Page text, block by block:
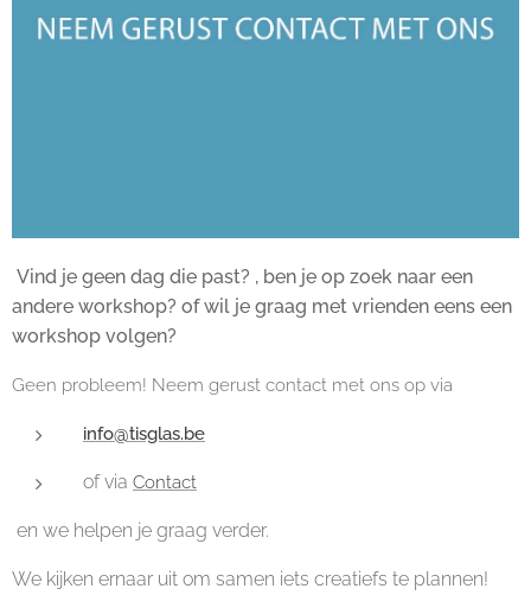
Vind je geen dag die past? , ben je op zoek naar een
andere workshop? of wil je graag met vrienden eens een
workshop volgen?
Geen probleem! Neem gerust contact met ons op via
info@tisglas.be
of via Contact
en we helpen je graag verder.
We kijken ernaar uit om samen iets creatiefs te plannen!